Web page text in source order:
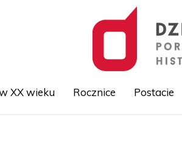
XX wieku Rocznice Postacie